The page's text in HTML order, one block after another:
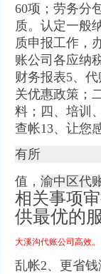
）
册）
服务_新浪家居
程
街住宅底商
,渝中化龙
房产问答
60项；劳务分
质。认定一般
质申报工作，
账公司各应纳
财务报表5、 代
关优惠政策；
料；四、培训
查帐13、让您
有所
值， 渝中区代
相关事项
供最优的
大溪沟代账公司高效。
乱帐2、更省